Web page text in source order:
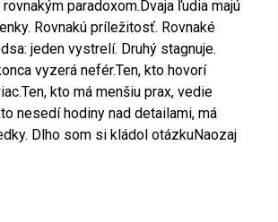
paradoxom.Dvaja ľudia majú
Rovnakú príležitosť. Rovnaké
jeden vystrelí. Druhý stagnuje.
vyzerá nefér.Ten, kto hovorí
kto má menšiu prax, vedie
nesedí hodiny nad detailami, má
Dlho som si kládol otázkuNaozaj